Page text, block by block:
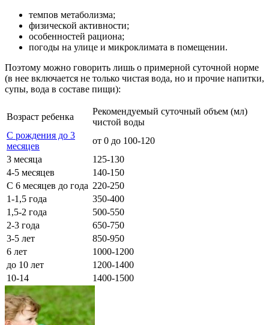
темпов метаболизма;
физической активности;
особенностей рациона;
погоды на улице и микроклимата в помещении.
Поэтому можно говорить лишь о примерной суточной норме
(в нее включается не только чистая вода, но и прочие напитки,
супы, вода в составе пищи):
Возраст ребенка
Рекомендуемый суточный объем (мл)
чистой воды
С рождения до 3
месяцев
от 0 до 100-120
3 месяца
125-130
4-5 месяцев
140-150
С 6 месяцев до года 220-250
1-1,5 года
350-400
1,5-2 года
500-550
2-3 года
650-750
3-5 лет
850-950
6 лет
1000-1200
до 10 лет
1200-1400
10-14
1400-1500